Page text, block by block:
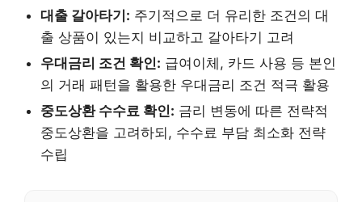
대출 갈아타기: 주기적으로 더 유리한 조건의 대
출 상품이 있는지 비교하고 갈아타기 고려
우대금리 조건 확인: 급여이체, 카드 사용 등 본인
의 거래 패턴을 활용한 우대금리 조건 적극 활용
중도상환 수수료 확인: 금리 변동에 따른 전략적
중도상환을 고려하되, 수수료 부담 최소화 전략
수립